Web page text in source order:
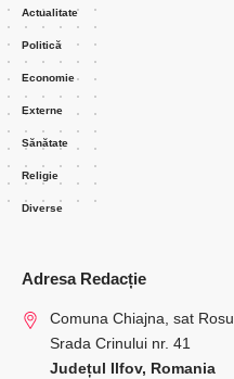
Actualitate
Politică
Economie
Externe
Sănătate
Religie
Diverse
Adresa Redacție
Comuna Chiajna, sat Rosu
Srada Crinului nr. 41
Județul Ilfov, Romania